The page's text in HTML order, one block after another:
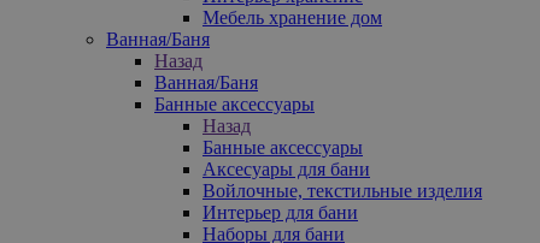
Мебель хранение дом
Ванная/Баня
Назад
Ванная/Баня
Банные аксессуары
Назад
Банные аксессуары
Аксесуары для бани
Войлочные, текстильные изделия
Интерьер для бани
Наборы для бани